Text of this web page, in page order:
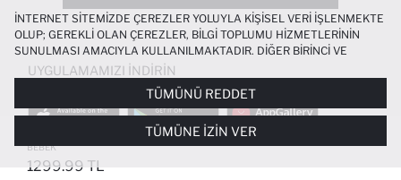
SU GEÇIRMEZ ŞIŞME YELEK ERKEK
BEBEK
1299.99 TL
UYGULAMAMIZI İNDIRIN
POPÜLER KATEGORILER
İNTERNET SITEMIZDE ÇEREZLER YOLUYLA KIŞISEL VERI IŞLENMEKTE
OLUP; GEREKLI OLAN ÇEREZLER, BILGI TOPLUMU HIZMETLERININ
SUNULMASI AMACIYLA KULLANILMAKTADIR. DIĞER BIRINCI VE
ÜÇÜNCÜ TARAF ÇEREZLER ISE SIZE DAHA IYI BIR ALIŞVERIŞ
DENEYIMI SUNULABILMESI, SITEMIZIN DAHA IŞLEVSEL KILINMASI VE
KIŞISELLEŞTIRMESI VE AÇIK RIZA VERMENIZ HALINDE, SIZLERE
YÖNELIK PAZARLAMA FAALIYETLERININ YAPILMASI AMAÇLARIYLA
SINIRLI OLARAK KULLANILACAKTIR. ÇEREZLERE DAIR TERCIHLERINIZI
ÇEREZ TERCIHLERIPANELI ARACILIĞIYLA HER ZAMAN YÖNETEBILIR,
ÇEREZLERLE ILGILI DAHA DETAYLI BILGIYE
TÜMÜNÜ REDDET
TÜMÜNE İZIN VER